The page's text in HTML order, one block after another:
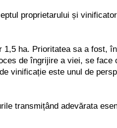
proprietarului și
ha. Prioritatea sa a fost,
de îngrijire a viei, se
vinificație este unul de
transmițând adevărata